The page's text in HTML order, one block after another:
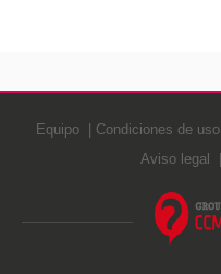
Equipo Condiciones de uso
Aviso legal